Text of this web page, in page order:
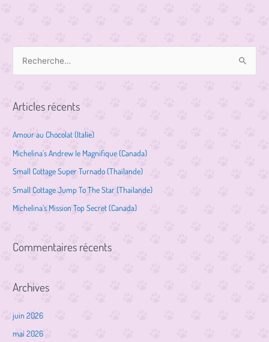
h
h
e
r
:
Articles récents
Amour au Chocolat (Italie)
Michelina’s Andrew le Magnifique (Canada)
Small Cottage Super Turnado (Thaïlande)
Small Cottage Jump To The Star (Thailande)
Michelina’s Mission Top Secret (Canada)
Commentaires récents
Archives
juin 2026
mai 2026